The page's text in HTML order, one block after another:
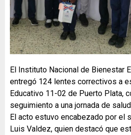
El Instituto Nacional de Bienestar
entregó 124 lentes correctivos a
Educativo 11-02 de Puerto Plata,
seguimiento a una jornada de
El acto estuvo encabezado por el
Luis Valdez, quien destacó que